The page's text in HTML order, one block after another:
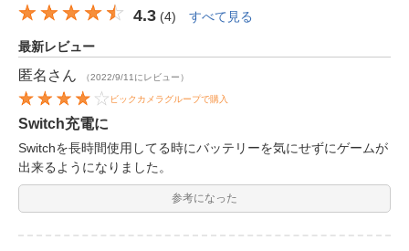
4.3 (4) すべて見る
最新レビュー
匿名 さん （2022/9/11にレビュー）
ビックカメラグループで購入
Switch充電に
Switchを長時間使用してる時にバッテリーを気にせずにゲームが
出来るようになりました。
参考になった